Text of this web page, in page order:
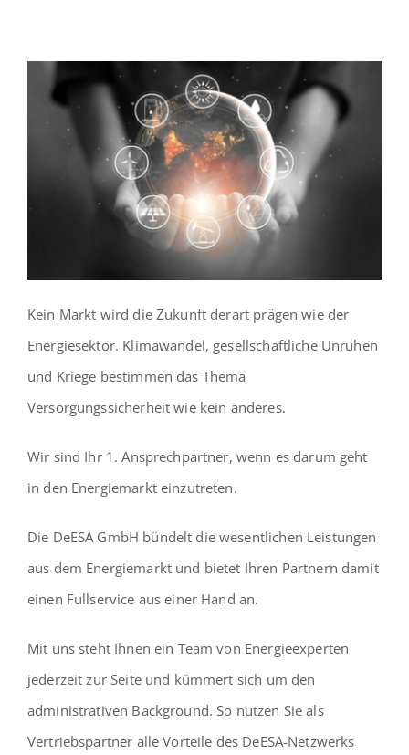
Kein Markt wird die Zukunft derart prägen wie der
Energiesektor. Klimawandel, gesellschaftliche Unruhen
und Kriege bestimmen das Thema
Versorgungssicherheit wie kein anderes.
Wir sind Ihr 1. Ansprechpartner, wenn es darum geht
in den Energiemarkt einzutreten.
Die DeESA GmbH bündelt die wesentlichen Leistungen
aus dem Energiemarkt und bietet Ihren Partnern damit
einen Fullservice aus einer Hand an.
Mit uns steht Ihnen ein Team von Energieexperten
jederzeit zur Seite und kümmert sich um den
administrativen Background. So nutzen Sie als
Vertriebspartner alle Vorteile des DeESA-Netzwerks